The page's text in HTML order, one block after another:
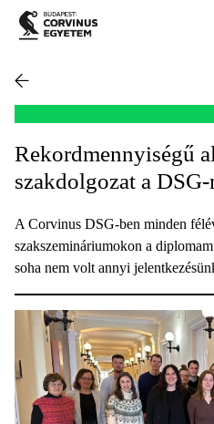
Rekordmennyiségű
szakdolgozat a
A Corvinus DSG-ben minden
szakszemináriumokon a
soha nem volt annyi